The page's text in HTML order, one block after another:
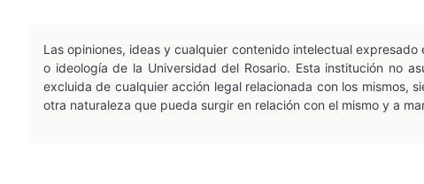
Las opiniones, ideas y cualquier contenido intelectual
o ideología de la Universidad del Rosario. Esta institución no
excluida de cualquier acción legal relacionada con los mismos,
otra naturaleza que pueda surgir en relación con el mismo y a